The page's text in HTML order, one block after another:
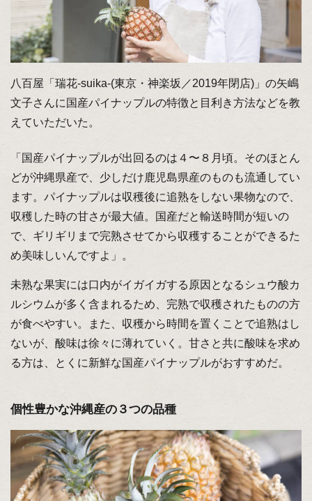
八百屋「瑞花-suika-(東京・神楽坂／2019年閉店)」の矢嶋
文子さんに国産パイナップルの特徴と目利き方法などを教
えていただいた。
「国産パイナップルが出回るのは４〜８月頃。そのほとん
どが沖縄県産で、少しだけ鹿児島県産のものも流通してい
ます。パイナップルは収穫後に追熟をしない果物なので、
収穫した時の甘さが最大値。国産だと輸送時間が短いの
で、ギリギリまで完熟させてから収穫することができるた
め美味しいんですよ」。
未熟な果実には口内がイガイガする原因となるシュウ酸カ
ルシウムが多く含まれるため、完熟で収穫されたものの方
が食べやすい。また、収穫から時間を置くことで追熟はし
ないが、酸味は徐々に薄れていく。甘さと共に酸味を求め
る方は、とくに新鮮な国産パイナップルがおすすめだ。
個性豊かな沖縄産の３つの品種